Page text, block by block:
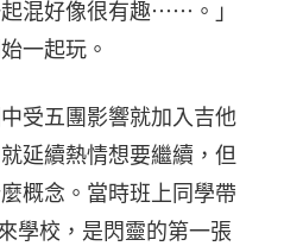
起混好像很有趣⋯⋯。」
一起玩。
受五團影響就加入吉他
延續熱情想要繼續，但
概念。當時班上同學帶
學校，是閃靈的第一張